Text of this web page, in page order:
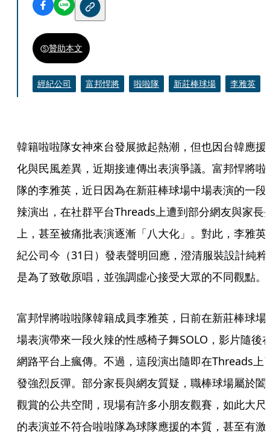
贊助本文
經紀公司 富邦悍將 啦啦隊 新莊棒球場 李雅英
韓籍啦啦隊女神來台發展掀起熱潮，但也因台韓應援
化與民風差異，近期接連傳出表演爭議。富邦悍將啦
隊的李雅英，近日因為在新莊棒球場中場表演的一段
辣演出，在社群平台Threads上遭到部分網友與家長
上，甚至被痛批表演逐漸「八大化」。對此，李雅英
紀公司今（31日）發表聲明回應，澄清服裝設計純粹
是為了致敬原唱，並強調虛心接受大眾的不同觀點。
富邦悍將啦啦隊韓籍成員李雅英，日前在新莊棒球場
場表演帶來一段火辣的性感椅子舞SOLO，影片隨後
網路平台上瘋傳。不過，這段演出隨即在Threads上
發強烈反彈。部分家長與網友質疑，職棒球場屬於闔
觀賞的公共空間，現場有許多小朋友觀賽，如此大尺
的表演並不符合啦啦隊為球隊應援的本質，甚至有激